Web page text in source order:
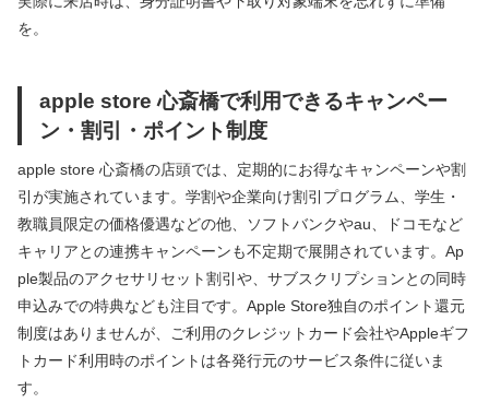
を。
apple store 心斎橋で利用できるキャンペー
ン・割引・ポイント制度
apple store 心斎橋の店頭では、定期的にお得なキャンペーンや割
引が実施されています。学割や企業向け割引プログラム、学生・
教職員限定の価格優遇などの他、ソフトバンクやau、ドコモなど
キャリアとの連携キャンペーンも不定期で展開されています。Ap
ple製品のアクセサリセット割引や、サブスクリプションとの同時
申込みでの特典なども注目です。Apple Store独自のポイント還元
制度はありませんが、ご利用のクレジットカード会社やAppleギフ
トカード利用時のポイントは各発行元のサービス条件に従いま
す。